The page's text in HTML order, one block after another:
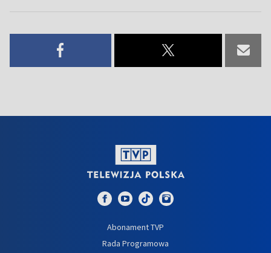
Abonament TVP
Rada Programowa